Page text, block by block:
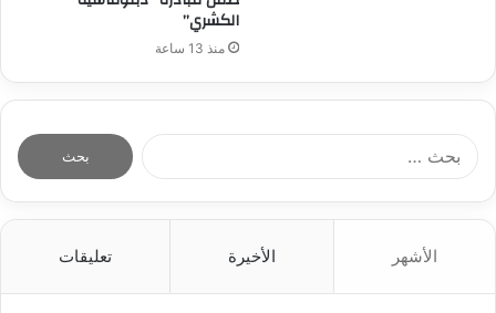
الكشري”
منذ 13 ساعة
الأشهر الأخيرة تعليقات